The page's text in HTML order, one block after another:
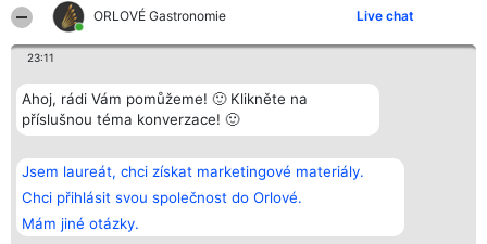
ORLOVÉ Gastronomie Live chat
23:11
Ahoj, rádi Vám pomůžeme! 🙂 Klikněte na
příslušnou téma konverzace! 🙂
Jsem laureát, chci získat marketingové materiály.
Chci přihlásit svou společnost do Orlové.
Mám jiné otázky.
Bright Side Solutions sp. z o.
o. sp. k.
ul. Ruska 22
Wrocław 50-079
KRS 0000749100 | Regon
381313360 | NIP 8943132676
Vítězové
Seznam všech
laureátů
Zásady
Zásady
Kontakt